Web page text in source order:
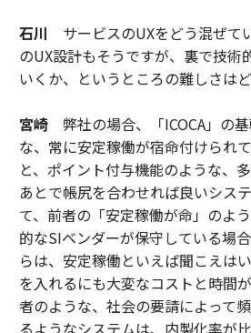
石川 サービスのUXをどう混ぜて
のUX設計もそうですが、裏で技術
いくか、というところの難しさは
宮崎弊社の場合、「ICOCA」の基
な、常に安定稼働が宿命付けられ
と、ポイント付与機能のような、
あとで帳尻を合わせれば良いシス
て、前者の「安定稼働が命」のよ
的なSIベンダーが保守している場
らは、安定稼働といえば聞こえは
を入れるにも大変なコストと時間
者のような、社会の要請によって
るようなシステムは、内製化率が